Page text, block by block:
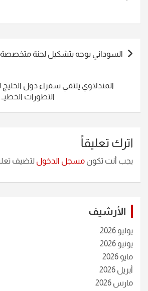
تصفّح
المقالات
السوداني يوجه بتشكيل لجنة متخصصة
المندلاوي يلتقي سفراء دول
التطورات
اترك تعليقاً
يجب أنت تكون مسجل الدخول لتضيف
الأرشيف
يوليو 2026
يونيو 2026
مايو 2026
أبريل 2026
مارس 2026